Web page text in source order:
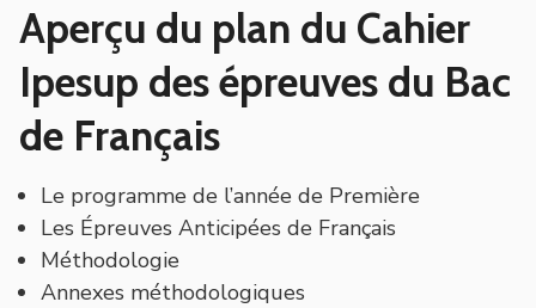
Aperçu du plan du Cahier
Ipesup des épreuves du Bac
de Français
Le programme de l’année de Première
Les Épreuves Anticipées de Français
Méthodologie
Annexes méthodologiques